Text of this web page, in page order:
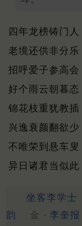
四年龙榜铸门人
老境还供非分乐
招呼爱子参高会
好个雨云朝暮态
锦花枝重犹教插
兴逸衰颜翻欲少
不唯荣到悬车叟
异日诸君当似此
坐客李学士
韵
金 · 李奎报